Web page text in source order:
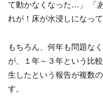
て動かなくなった…」 「
れが！床が水浸しになって
もちろん、何年も問題な
が、１年～３年という比
生したという報告が複数
す。